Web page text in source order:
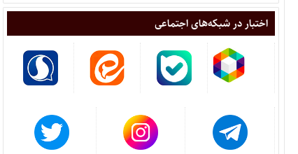
اختبار در شبکه‌های اجتماعی